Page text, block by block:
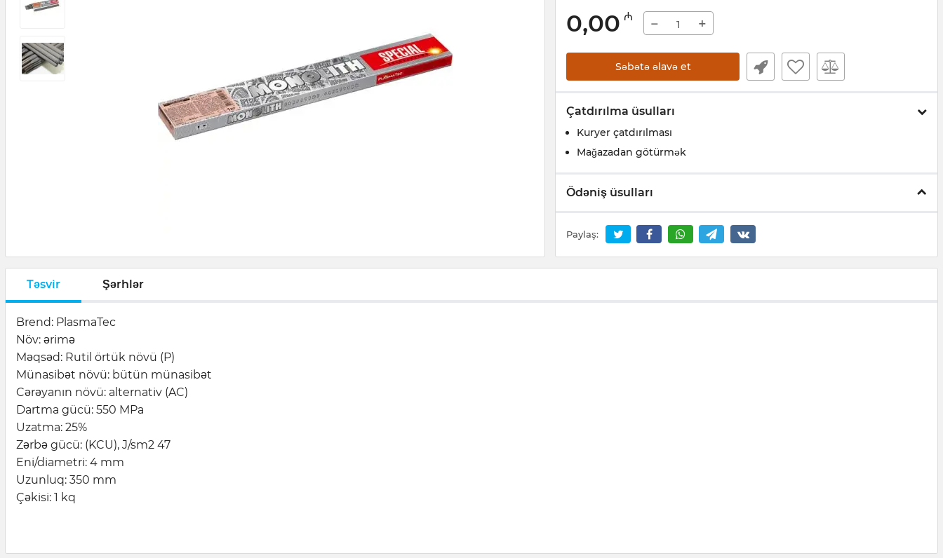
0,00 ₼ − +
Səbətə əlavə et
Çatdırılma üsulları
Kuryer çatdırılması
Mağazadan götürmək
Ödəniş üsulları
Paylaş:
Təsvir Şərhlər
Brend: PlasmaTec
Növ: ərimə
Məqsəd: Rutil örtük növü (P)
Münasibət növü: bütün münasibət
Cərəyanın növü: alternativ (AC)
Dartma gücü: 550 MPa
Uzatma: 25%
Zərbə gücü: (KCU), J/sm2 47
Eni/diametri: 4 mm
Uzunluq: 350 mm
Çəkisi: 1 kq